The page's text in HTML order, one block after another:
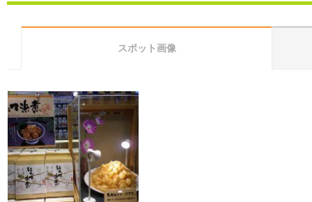
スポット画像